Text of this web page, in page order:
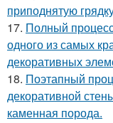
приподнятую
17. Полный
одного из самых
декоративных
18. Поэтапный
декоративной
каменная порода.